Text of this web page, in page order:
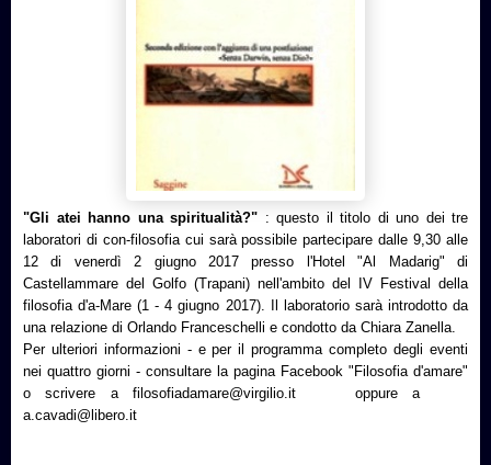
"Gli atei hanno una spiritualità?" : questo il titolo di uno dei tre
laboratori di con-filosofia cui sarà possibile partecipare dalle 9,30 alle
12 di venerdì 2 giugno 2017 presso l'Hotel "Al Madarig" di
Castellammare del Golfo (Trapani) nell'ambito del IV Festival della
filosofia d'a-Mare (1 - 4 giugno 2017). Il laboratorio sarà introdotto da
una relazione di Orlando Franceschelli e condotto da Chiara Zanella.
Per ulteriori informazioni - e per il programma completo degli eventi
nei quattro giorni - consultare la pagina Facebook "Filosofia d'amare"
o scrivere a filosofiadamare@virgilio.it oppure a
a.cavadi@libero.it